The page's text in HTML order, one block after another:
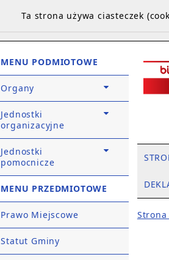
MENU PODMIOTOWE
Organy
Jednostki
organizacyjne
Jednostki
pomocnicze
MENU PRZEDMIOTOWE
Prawo Miejscowe
Statut Gminy
Strona
Ta strona używa ciasteczek